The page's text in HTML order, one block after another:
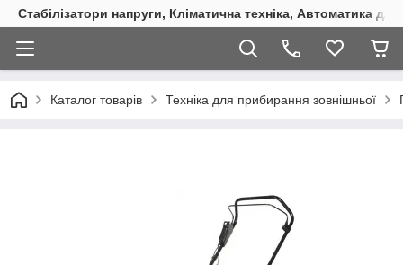
Стабілізатори напруги, Кліматична техніка, Автоматика
Каталог товарів Техніка для прибирання зовнішньої